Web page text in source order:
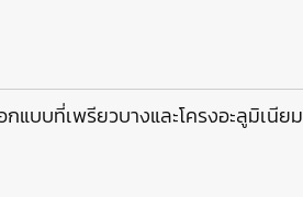
บบที่เพรียวบางและโครงอะลูมิเนีย